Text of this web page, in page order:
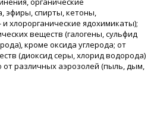
эфиры, спирты, кетоны,
хлорорганические ядохимикаты);
веществ (галогены, сульфид
кроме оксида углерода; от
(диоксид серы, хлорид водорода)
различных аэрозолей (пыль, дым,